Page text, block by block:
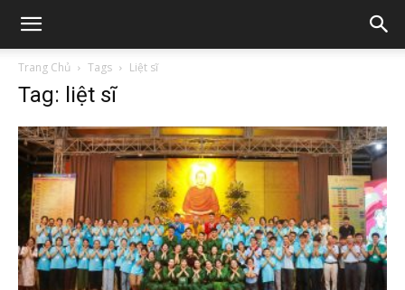
Trang Chủ Tags Liệt sĩ
Tag: liệt sĩ